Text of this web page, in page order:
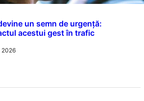
un semn de urgență:
acestui gest în trafic
2026